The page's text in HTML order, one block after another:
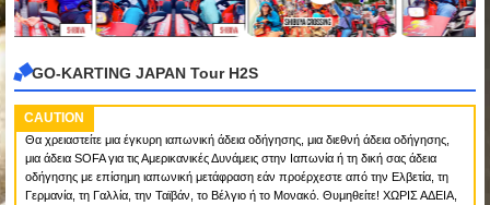
GO-KARTING JAPAN Tour H2S
CAUTION
Θα χρειαστείτε μια έγκυρη ιαπωνική άδεια οδήγησης, μια διεθνή άδεια οδήγησης,
μια άδεια SOFA για τις Αμερικανικές Δυνάμεις στην Ιαπωνία ή τη δική σας άδεια
οδήγησης με επίσημη ιαπωνική μετάφραση εάν προέρχεστε από την Ελβετία, τη
Γερμανία, τη Γαλλία, την Ταϊβάν, το Βέλγιο ή το Μονακό. Θυμηθείτε! ΧΩΡΙΣ ΑΔΕΙΑ,